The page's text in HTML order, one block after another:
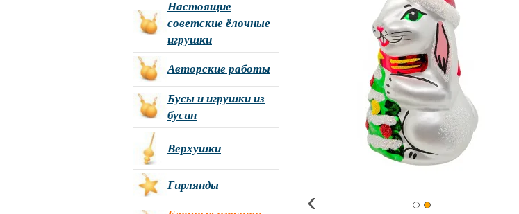
‹
Настоящие
советские ёлочные
игрушки
Авторские работы
Бусы и игрушки из
бусин
Верхушки
Гирлянды